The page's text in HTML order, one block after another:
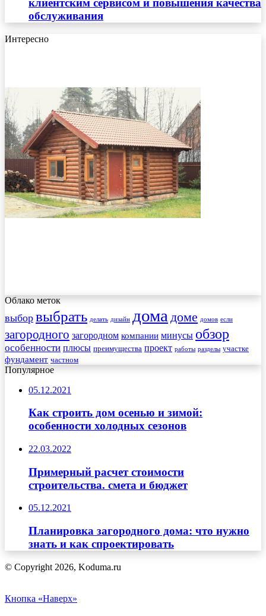
клиентским сервисом и повышения качества
обслуживания
Интересно
Облако меток
выбор выбрать делать дизайн дома доме домов если
загородного загородном компании минусы обзор
особенности плюсы преимущества проект работы разделы участке
фундамент частном
Популярное
05.12.2021
Как строить дом осенью и зимой:
особенности холодных сезонов
22.03.2022
Примерный расчет стоимости
строительства. смета и бюджет
05.12.2021
Планировка загородного дома: что нужно
знать и как спроектировать
© Copyright 2026, Koduma.ru
Кнопка «Наверх»